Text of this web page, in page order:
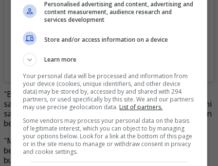
A post shared by Azhan Rani (@azhan_rani)
“Bila saya minta orang bantu kongsi butiran tak pernah ada
sambutan. Jadi saya pun kena bersedia, mungkin kempen ini
saya tak boleh harapkan ramai akan turun, tapi saya tak akan
berhenti.
“Marilah sama-sama kita zahirkan keprihatinan kita dengan
berkongsi sedikit nikmat kesihatan yang dipinjamkan ini
buat membantu orang lain,” katanya.
Personalised advertising and content, advertising and
content measurement, audience research and
services development
Store and/or access information on a device
Learn more
Your personal data will be processed and information from
your device (cookies, unique identifiers, and other device
data) may be stored by, accessed by and shared with 294
partners, or used specifically by this site. We and our partners
may use precise geolocation data. List of partners.
Some vendors may process your personal data on the basis
of legitimate interest, which you can object to by managing
your options below. Look for a link at the bottom of this page
or in the site menu to manage or withdraw consent in privacy
and cookie settings.